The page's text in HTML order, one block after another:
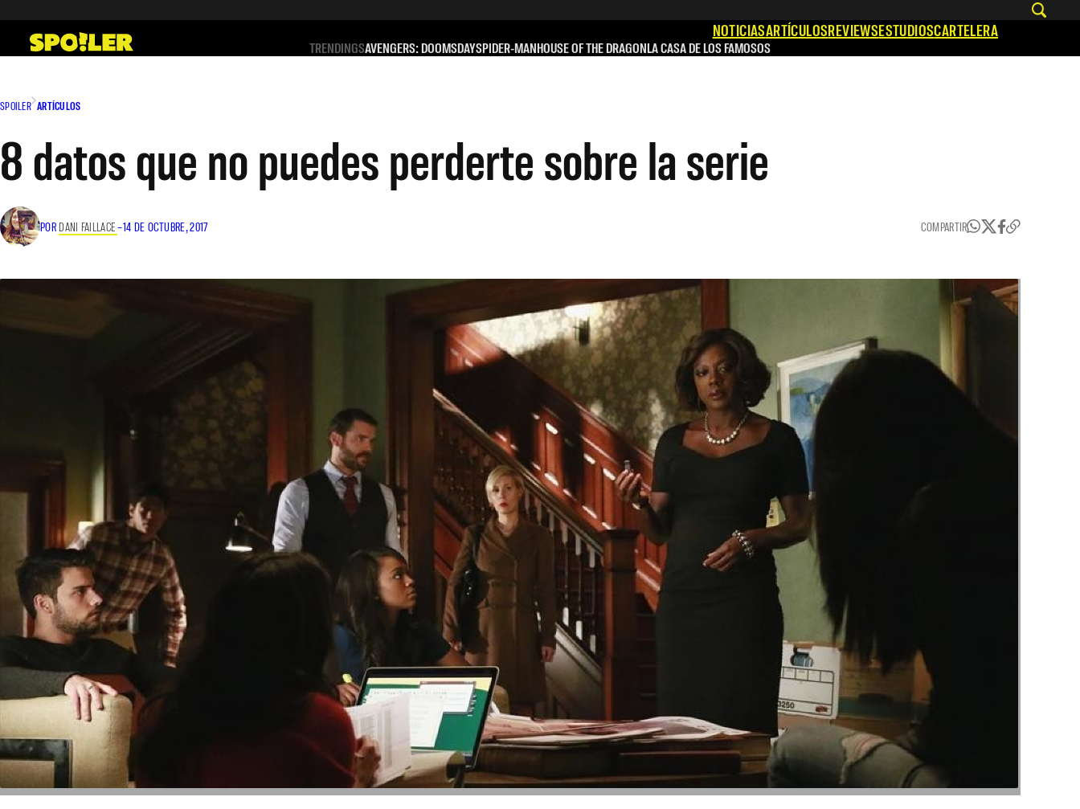
contenido
NOTICIASARTÍCULOSREVIEWSESTUDIOSCARTELERA
TRENDINGSAVENGERS: DOOMSDAYSPIDER-MANHOUSE OF THE DRAGONLA CASA DE LOS FAMOSOS
SPOILER ARTÍCULOS
8 datos que no puedes perderte sobre la serie
POR DANI FAILLACE–14 DE OCTUBRE, 2017 COMPARTIR